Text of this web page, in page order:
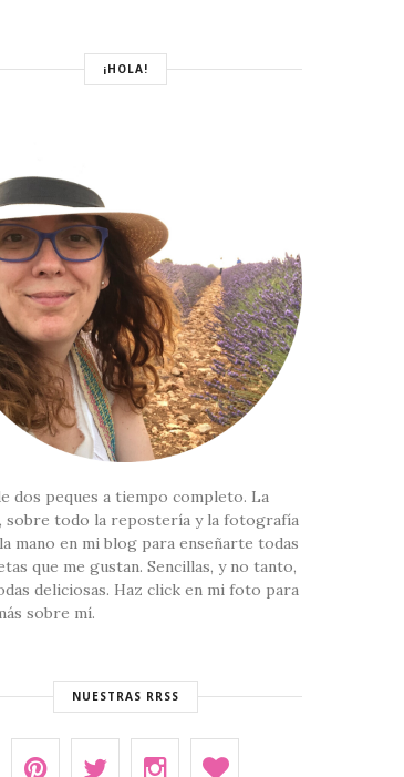
¡HOLA!
dos peques a tiempo completo. La
sobre todo la repostería y la fotografía
mano en mi blog para enseñarte todas
que me gustan. Sencillas, y no tanto,
deliciosas. Haz click en mi foto para
sobre mí.
NUESTRAS RRSS